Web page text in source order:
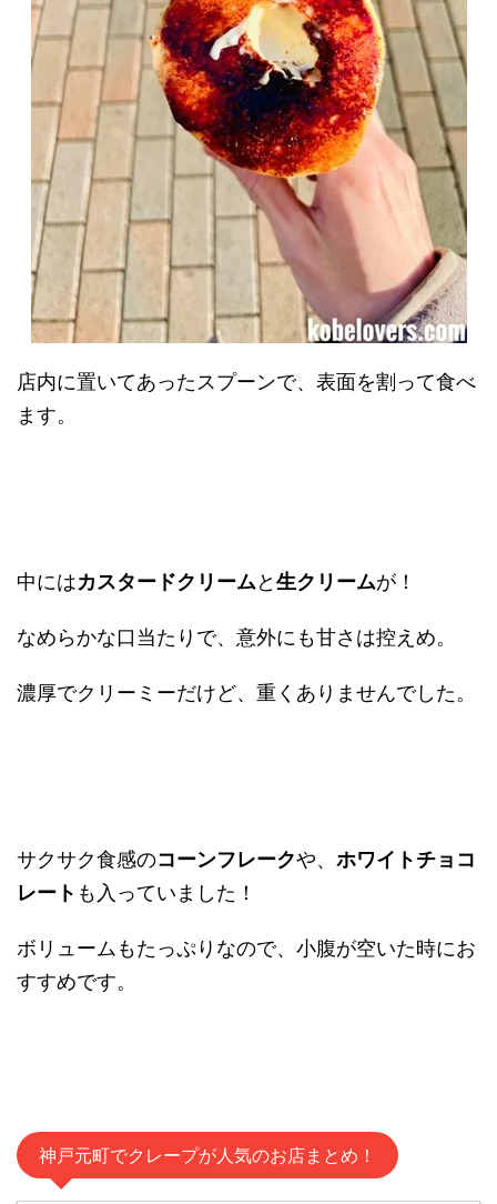
店内に置いてあったスプーンで、表面を割って食べ
ます。
中にはカスタードクリームと生クリームが！
なめらかな口当たりで、意外にも甘さは控えめ。
濃厚でクリーミーだけど、重くありませんでした。
サクサク食感のコーンフレークや、 ホワイトチョコ
レート も入っていました！
ボリュームもたっぷりなので、小腹が空いた時にお
すすめです。
神戸元町でクレープが人気のお店まとめ！